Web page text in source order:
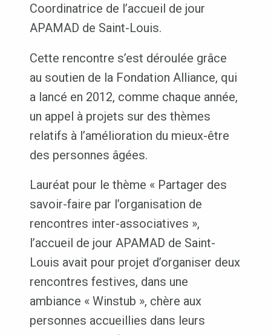
Coordinatrice de l’accueil de jour
APAMAD de Saint-Louis.
Cette rencontre s’est déroulée grâce
au soutien de la Fondation Alliance, qui
a lancé en 2012, comme chaque année,
un appel à projets sur des thèmes
relatifs à l’amélioration du mieux-être
des personnes âgées.
Lauréat pour le thème « Partager des
savoir-faire par l’organisation de
rencontres inter-associatives »,
l’accueil de jour APAMAD de Saint-
Louis avait pour projet d’organiser deux
rencontres festives, dans une
ambiance « Winstub », chère aux
personnes accueillies dans leurs